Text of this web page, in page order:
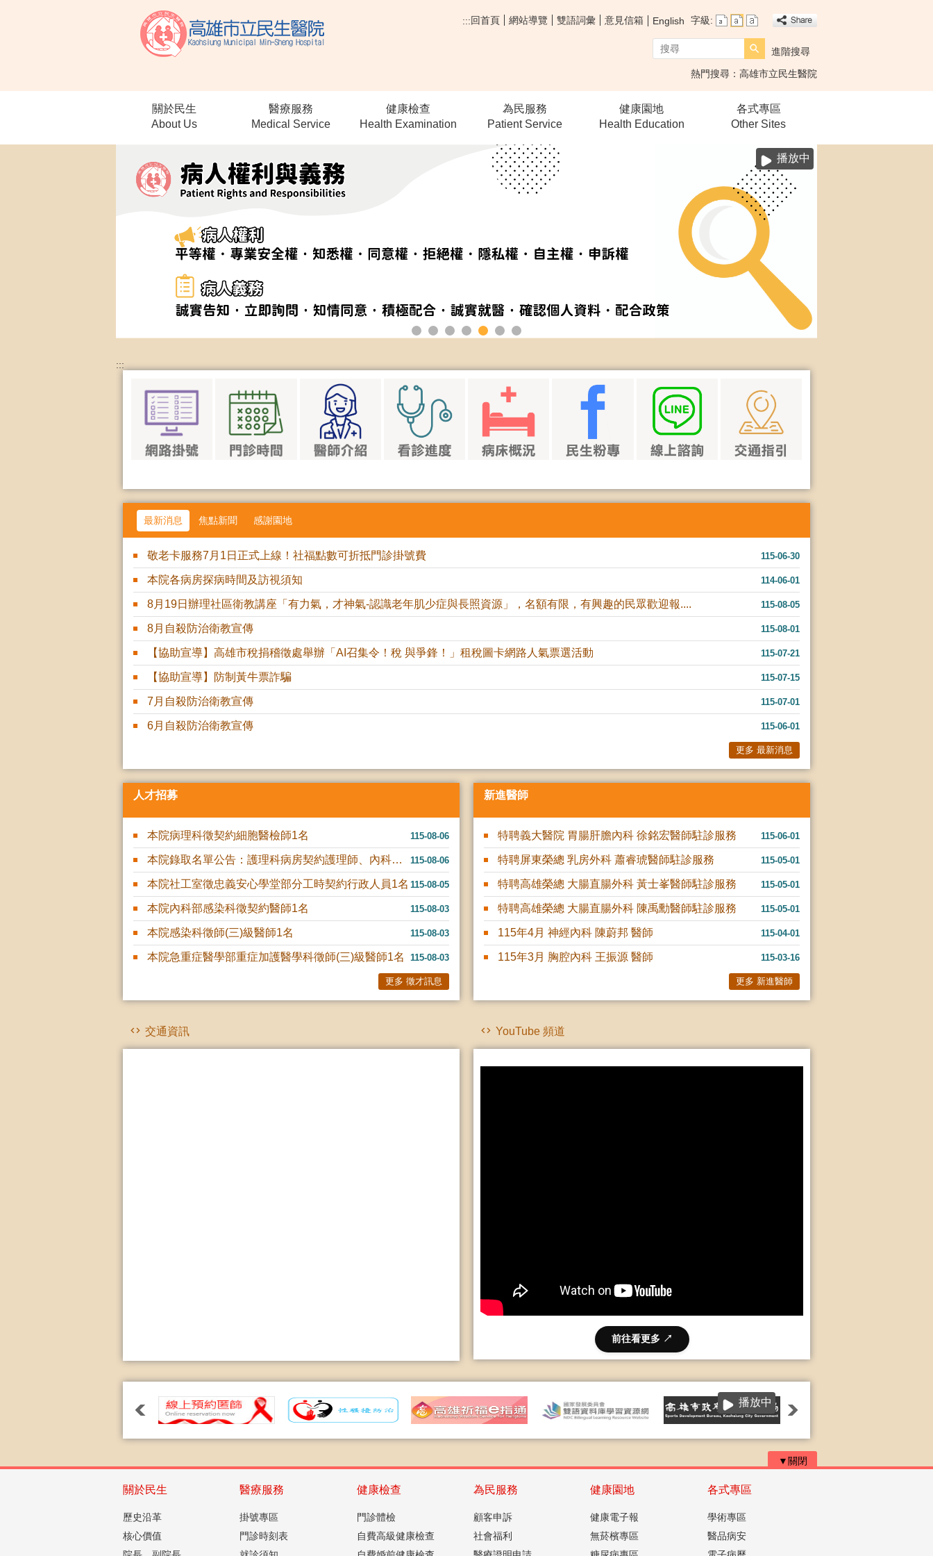
:::回首頁 網站導覽 雙語詞彙 意見信箱 English 字級:
搜尋
進階搜尋
熱門搜尋： 高雄市立民生醫院
關於民生
About Us
醫療服務
Medical Service
健康檢查
Health Examination
為民服務
Patient Service
健康園地
Health Education
各式專區
Other Sites
播放中
:::
最新消息 焦點新聞 感謝園地
115-06-30
敬老卡服務7月1日正式上線！社福點數可折抵門診掛號費
114-06-01
本院各病房探病時間及訪視須知
115-08-05
8月19日辦理社區衛教講座「有力氣，才神氣-認識老年肌少症與長照資源」，名額有限，有興趣的民眾歡迎報....
115-08-01
8月自殺防治衛教宣傳
115-07-21
【協助宣導】高雄市稅捐稽徵處舉辦「AI召集令！稅 與爭鋒！」租稅圖卡網路人氣票選活動
115-07-15
【協助宣導】防制黃牛票詐騙
115-07-01
7月自殺防治衛教宣傳
115-06-01
6月自殺防治衛教宣傳
更多 最新消息
人才招募
115-08-06
本院病理科徵契約細胞醫檢師1名
115-08-06
本院錄取名單公告：護理科病房契約護理師、內科部感染科契約感染....
115-08-05
本院社工室徵忠義安心學堂部分工時契約行政人員1名
115-08-03
本院內科部感染科徵契約醫師1名
115-08-03
本院感染科徵師(三)級醫師1名
115-08-03
本院急重症醫學部重症加護醫學科徵師(三)級醫師1名
更多 徵才訊息
新進醫師
115-06-01
特聘義大醫院 胃腸肝膽內科 徐銘宏醫師駐診服務
115-05-01
特聘屏東榮總 乳房外科 蕭睿琥醫師駐診服務
115-05-01
特聘高雄榮總 大腸直腸外科 黃士峯醫師駐診服務
115-05-01
特聘高雄榮總 大腸直腸外科 陳禹勳醫師駐診服務
115-04-01
115年4月 神經內科 陳蔚邦 醫師
115-03-16
115年3月 胸腔內科 王振源 醫師
更多 新進醫師
交通資訊 YouTube 頻道
前往看更多 ↗
播放中
▼關閉
關於民生
歷史沿革
核心價值
醫療服務
掛號專區
門診時刻表
健康檢查
門診體檢
自費高級健康檢查
為民服務
顧客申訴
社會福利
健康園地
健康電子報
無菸檳專區
各式專區
學術專區
醫品病安